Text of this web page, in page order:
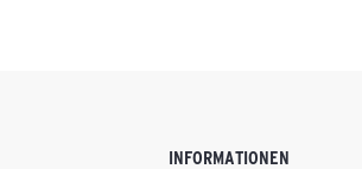
INFORMATIONEN